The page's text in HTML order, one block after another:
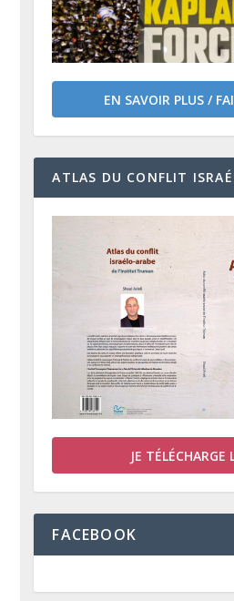
EN SAVOIR PLUS /
ATLAS DU CONFLIT
JE TÉLÉCHARGE
FACEBOOK